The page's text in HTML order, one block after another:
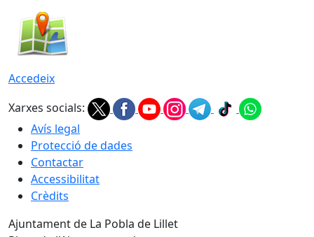
Accedeix
Xarxes socials:
Avís legal
Protecció de dades
Contactar
Accessibilitat
Crèdits
Ajuntament de La Pobla de Lillet